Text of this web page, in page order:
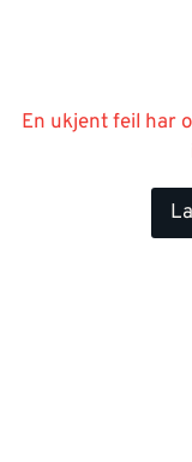
En ukjent feil har